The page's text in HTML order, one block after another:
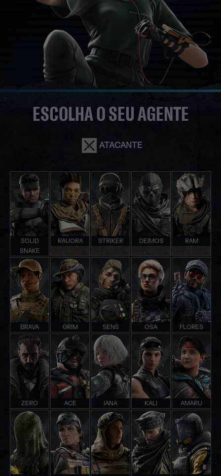
ESCOLHA O SEU AGENTE
ATACANTE
SOLID
SNAKE
RAUORA STRIKER DEIMOS RAM
BRAVA GRIM SENS OSA FLORES
ZERO ACE IANA KALI AMARU